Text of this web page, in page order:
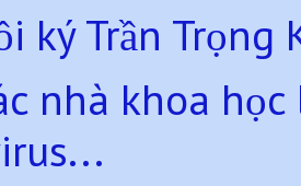
ký Trần
nhà khoa